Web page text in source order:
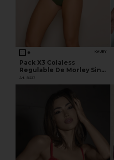
KAURY
Pack X3 Colaless
Regulable De Morley Sin
Costura
Art. 8237